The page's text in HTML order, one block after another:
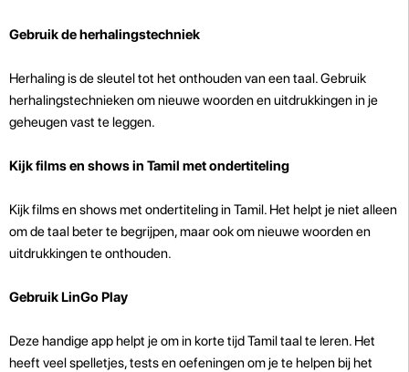
Gebruik de herhalingstechniek
Herhaling is de sleutel tot het onthouden van een taal. Gebruik
herhalingstechnieken om nieuwe woorden en uitdrukkingen in je
geheugen vast te leggen.
Kijk films en shows in Tamil met ondertiteling
Kijk films en shows met ondertiteling in Tamil. Het helpt je niet alleen
om de taal beter te begrijpen, maar ook om nieuwe woorden en
uitdrukkingen te onthouden.
Gebruik LinGo Play
Deze handige app helpt je om in korte tijd Tamil taal te leren. Het
heeft veel spelletjes, tests en oefeningen om je te helpen bij het